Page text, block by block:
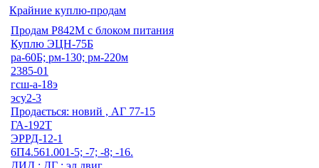
Крайние куплю-продам
Продам Р842М с блоком питания
Куплю ЭЦН-75Б
ра-60Б; рм-130; рм-220м
2385-01
гсш-а-18э
эсу2-3
Продається: новий , AГ 77-15
ГА-192Т
ЭРРД-12-1
6П4.561.001-5; -7; -8; -16.
ДИД ; ДГ ; эл.двиг.